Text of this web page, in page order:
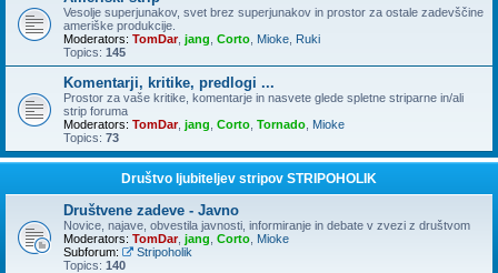
Vesolje superjunakov, svet brez superjunakov in prostor za ostale zadevščine
ameriške produkcije.
Moderators: TomDar, jang Corto Mioke Ruki
Topics: 145
Komentarji, kritike, predlogi ...
Prostor za vaše kritike, komentarje in nasvete glede spletne striparne in/ali
strip foruma
Moderators: TomDar, jang Corto Tornado Mioke
Topics: 73
Društvo ljubiteljev stripov STRIPOHOLIK
Društvene zadeve - Javno
Novice, najave, obvestila javnosti, informiranje in debate v zvezi z društvom
Moderators: TomDar, jang Corto Mioke
Subforum:
Stripoholik
Topics: 140